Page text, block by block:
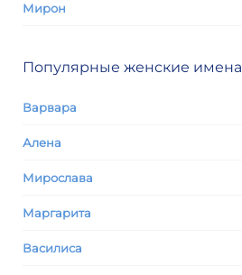
Мирон
Популярные женские имена
Варвара
Алена
Мирослава
Маргарита
Василиса